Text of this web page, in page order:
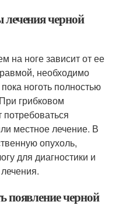
черной
на ноге зависит от ее
необходимо
ноготь полностью
грибковом
местное лечение. В
опухоль,
для диагностики и
появление черной